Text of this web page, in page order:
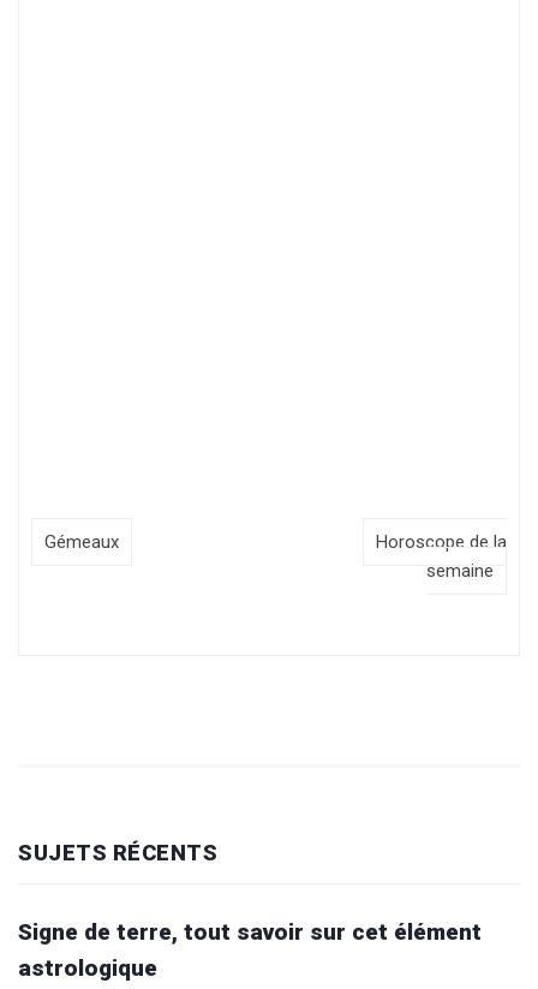
Gémeaux
Horoscope de la
semaine
SUJETS RÉCENTS
Signe de terre, tout savoir sur cet élément
astrologique